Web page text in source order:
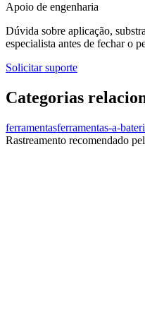
Apoio de engenharia
Dúvida sobre aplicação,
especialista antes de fechar o
Solicitar suporte
Categorias
ferramentasferramentas-a-
Rastreamento recomendado